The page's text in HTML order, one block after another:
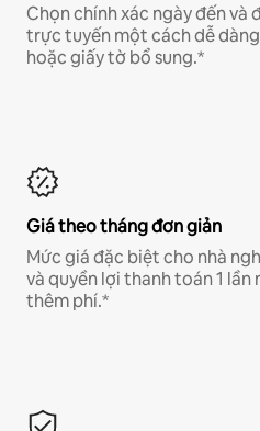
Chọn chính xác ngày đến và
trực tuyến một cách dễ
hoặc giấy tờ bổ sung.*
Giá theo tháng đơn giản
Mức giá đặc biệt cho nhà
và quyền lợi thanh toán 1
thêm phí.*